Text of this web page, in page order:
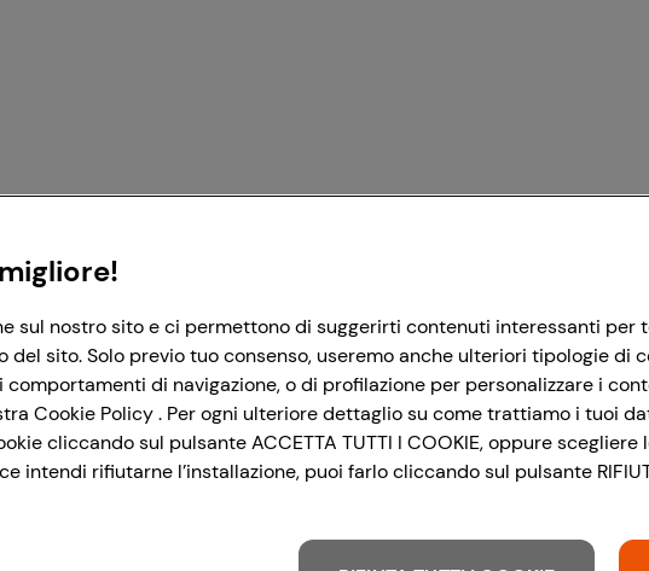
sul nostro sito e ci permettono di suggerirti contenuti interessanti per
sito. Solo previo tuo consenso, useremo anche ulteriori tipologie di
di navigazione, o di profilazione per personalizzare i
Cookie Policy . Per ogni ulteriore dettaglio su come trattiamo i tuoi
cliccando sul pulsante ACCETTA TUTTI I COOKIE, oppure
intendi rifiutarne l’installazione, puoi farlo cliccando sul pulsante